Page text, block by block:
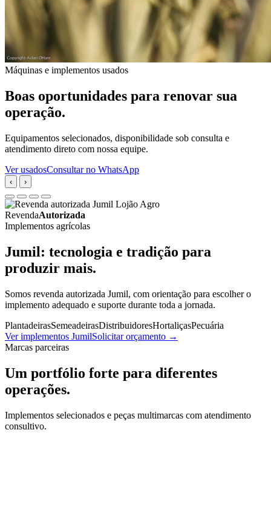
Máquinas e implementos usados
Boas oportunidades para renovar sua
operação.
Equipamentos selecionados, disponibilidade sob consulta e
atendimento direto com nossa equipe.
Ver usadosConsultar no WhatsApp
‹ ›
RevendaAutorizada
Implementos agrícolas
Jumil: tecnologia e tradição para
produzir mais.
Somos revenda autorizada Jumil, com orientação para escolher o
implemento adequado e suporte durante toda a jornada.
PlantadeirasSemeadeirasDistribuidoresHortaliçasPecuária
Ver implementos JumilSolicitar orçamento →
Marcas parceiras
Um portfólio forte para diferentes
operações.
Implementos selecionados e peças multimarcas com atendimento
consultivo.